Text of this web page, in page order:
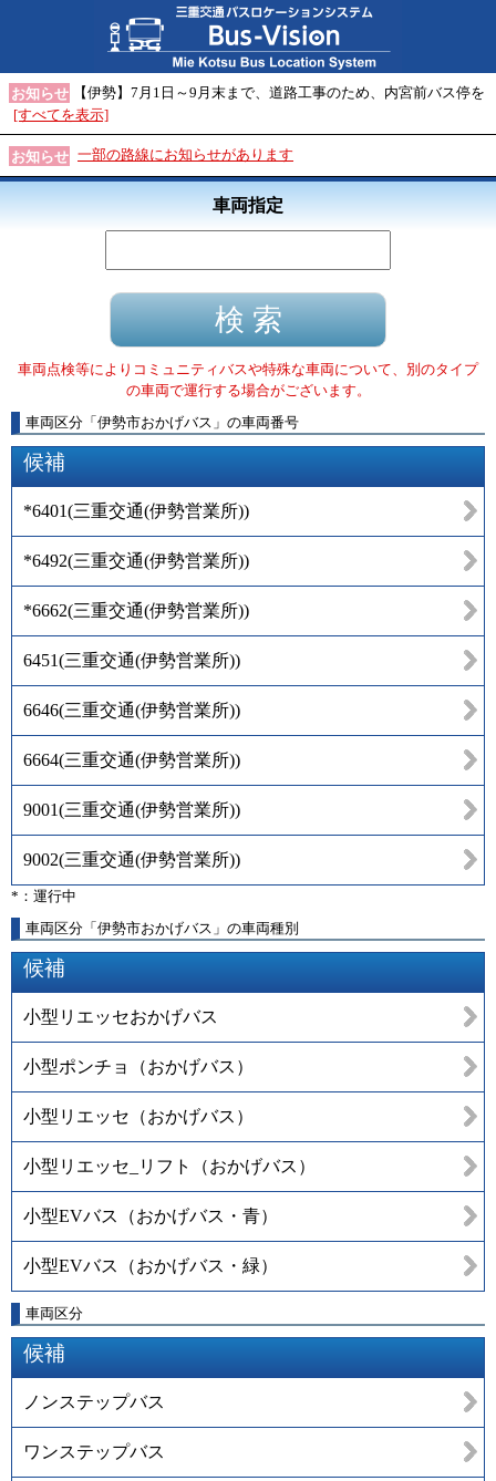
お知らせ
【伊勢】7月1日～9月末まで、道路工事のため、内宮前バス停を
[すべてを表示]
お知らせ 一部の路線にお知らせがあります
車両指定
車両点検等によりコミュニティバスや特殊な車両について、別のタイプ
の車両で運行する場合がございます。
車両区分 「 伊勢市おかげバス 」 の車両番号
候補
*6401(三重交通(伊勢営業所))
*6492(三重交通(伊勢営業所))
*6662(三重交通(伊勢営業所))
6451(三重交通(伊勢営業所))
6646(三重交通(伊勢営業所))
6664(三重交通(伊勢営業所))
9001(三重交通(伊勢営業所))
9002(三重交通(伊勢営業所))
*：運行中
車両区分「伊勢市おかげバス」の車両種別
候補
小型リエッセおかげバス
小型ポンチョ（おかげバス）
小型リエッセ（おかげバス）
小型リエッセ_リフト（おかげバス）
小型EVバス（おかげバス・青）
小型EVバス（おかげバス・緑）
車両区分
候補
ノンステップバス
ワンステップバス